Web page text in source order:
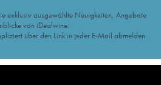
exklusiv ausgewählte Neuigkeiten, Angebote
von iDealwine.
über den Link in jeder E-Mail abmelden.